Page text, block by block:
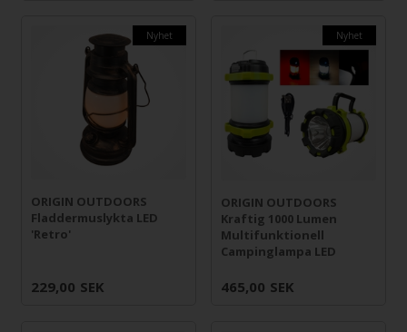
Nyhet
ORIGIN OUTDOORS
Fladdermuslykta LED
'Retro'
229,00 SEK
Nyhet
ORIGIN OUTDOORS
Kraftig 1000 Lumen
Multifunktionell
Campinglampa LED
465,00 SEK